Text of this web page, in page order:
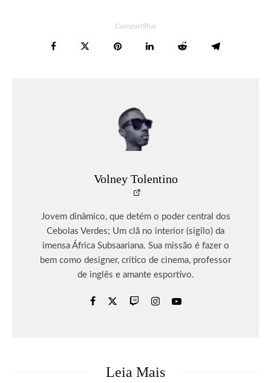
Compartilhar
Volney Tolentino
Jovem dinâmico, que detém o poder central dos
Cebolas Verdes; Um clã no interior (sigilo) da
imensa África Subsaariana. Sua missão é fazer o
bem como designer, crítico de cinema, professor
de inglês e amante esportivo.
Leia Mais